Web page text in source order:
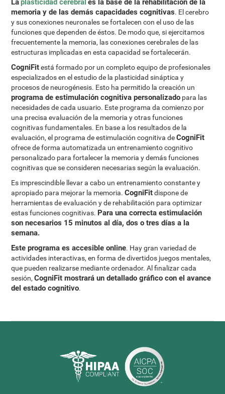
Laplasticidad cerebral es la base de la rehabilitación de la
memoria y de las demás capacidades cognitivas. El cerebro
y sus conexiones neuronales se fortalecen con el uso de las
funciones que dependen de éstos. De modo que, si ejercitamos
frecuentemente la memoria, las conexiones cerebrales de las
estructuras implicadas en esta capacidad se fortalecerán.
CogniFitestá formado por un completo equipo de profesionales
especializados en el estudio de la plasticidad sináptica y
procesos de neurogénesis. Esto ha permitido la creación un
programa de estimulación cognitiva personalizado para las
necesidades de cada usuario. Este programa da comienzo por
una precisa evaluación de la memoria y otras funciones
cognitivas fundamentales. En base a los resultados de la
evaluación, el programa de estimulación cognitiva deCogniFit
ofrece de forma automatizada un entrenamiento cognitivo
personalizado para fortalecer la memoria y demás funciones
cognitivas que se consideren necesarias según la evaluación.
Es imprescindible llevar a cabo un entrenamiento constante y
apropiado para mejorar la memoria.CogniFitdispone de
herramientas de evaluación y de rehabilitación para optimizar
estas funciones cognitivas. Para una correcta estimulación
son necesarios 15 minutos al día, dos o tres días a la
semana.
Este programa es accesible online. Hay gran variedad de
actividades interactivas, en forma de divertidos juegos mentales,
que pueden realizarse mediante ordenador. Al finalizar cada
sesión,CogniFit mostrará un detallado gráfico con el avance
del estado cognitivo.